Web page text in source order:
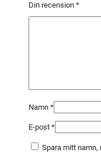
Din recension *
Namn *
E-post *
Spara mitt